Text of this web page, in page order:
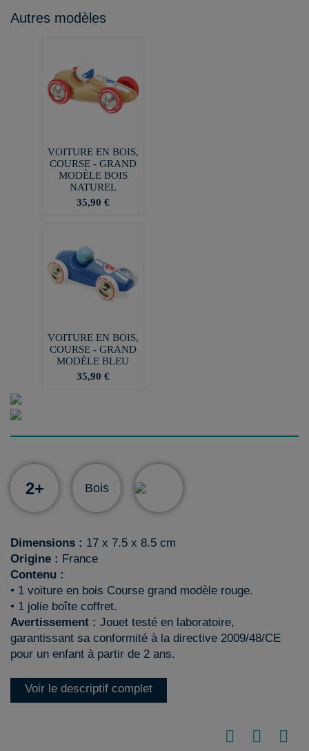
Autres modèles
VOITURE EN BOIS,
COURSE - GRAND
MODÈLE BOIS
NATUREL
35,90 €
VOITURE EN BOIS,
COURSE - GRAND
MODÈLE BLEU
35,90 €
2+ Bois
Dimensions : 17 x 7.5 x 8.5 cm
Origine : France
Contenu :
• 1 voiture en bois Course grand modèle rouge.
• 1 jolie boîte coffret.
Avertissement : Jouet testé en laboratoire,
garantissant sa conformité à la directive 2009/48/CE
pour un enfant à partir de 2 ans.
Voir le descriptif complet